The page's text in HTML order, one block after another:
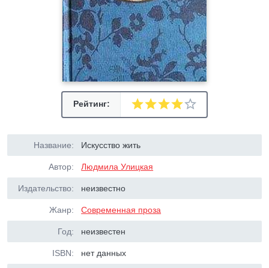
Рейтинг:
Название: Искусство жить
Автор: Людмила Улицкая
Издательство: неизвестно
Жанр: Современная проза
Год: неизвестен
ISBN: нет данных